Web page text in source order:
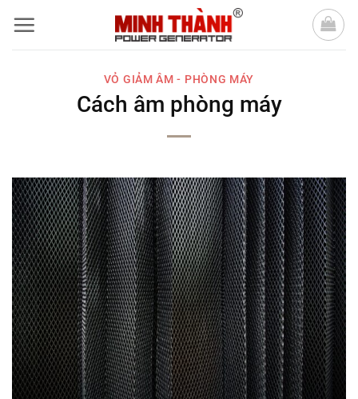
qua
VỎ GIẢM ÂM - PHÒNG MÁY
Cách âm phòng máy